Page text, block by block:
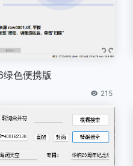
色便携版
215